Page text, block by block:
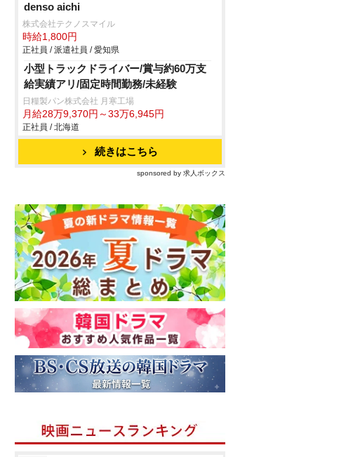
denso aichi
株式会社テクノスマイル
時給1,800円
正社員 / 派遣社員 / 愛知県
小型トラックドライバー/賞与約60万支
給実績アリ/固定時間勤務/未経験
日糧製パン株式会社 月寒工場
月給28万9,370円～33万6,945円
正社員 / 北海道
続きはこちら
sponsored by 求人ボックス